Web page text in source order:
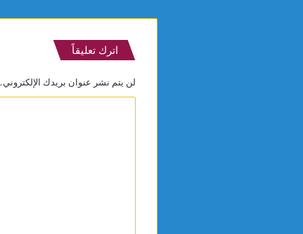
اترك تعليقاً
لن يتم نشر عنوان بريدك الإلكتروني.